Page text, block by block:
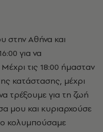
στην Αθήνα και
για να
τις 18:00 ήμασταν
κατάστασης, μέχρι
τρέξουμε για τη ζωή
μου και κυριαρχούσε
κολυμπούσαμε